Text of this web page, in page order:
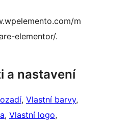
m
elementor/.
a nastavení
, Vlastní barvy
, Vlastní logo